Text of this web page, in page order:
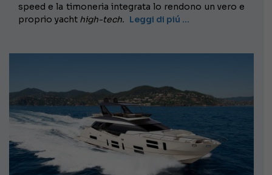
speed e la timoneria integrata lo rendono un vero e
proprio yacht high-tech. Leggi di piú …